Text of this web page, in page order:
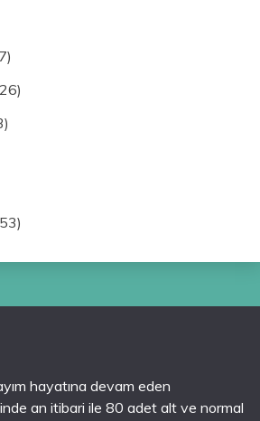
hayatına devam eden
an itibari ile 80 adet alt ve normal